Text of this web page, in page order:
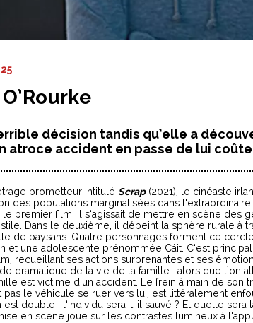
décision tandis qu’elle a
atroce accident en passe de lui
prometteur intitulé Scrap(2021), le cinéaste
des populations marginalisées dans l’extraordinaire
le premier film, il s’agissait de mettre en scène des
Dans le deuxième, il dépeint la sphère rurale à
de paysans. Quatre personnages forment ce
et une adolescente prénommée Cáit. C’est
recueillant ses actions surprenantes et ses
dramatique de la vie de la famille : alors que l’on
est victime d’un accident. Le frein à main de son
le véhicule se ruer vers lui, est littéralement
est double : l’individu sera-t-il sauvé ? Et quelle sera
en scène joue sur les contrastes lumineux à